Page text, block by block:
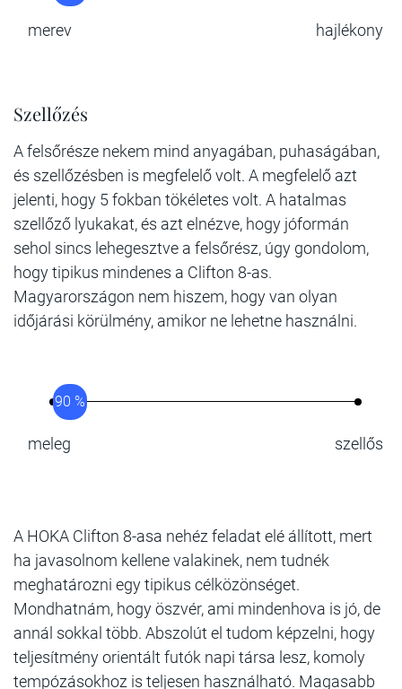
merev hajlékony
Szellőzés
A felsőrésze nekem mind anyagában, puhaságában,
és szellőzésben is megfelelő volt. A megfelelő azt
jelenti, hogy 5 fokban tökéletes volt. A hatalmas
szellőző lyukakat, és azt elnézve, hogy jóformán
sehol sincs lehegesztve a felsőrész, úgy gondolom,
hogy tipikus mindenes a Clifton 8-as.
Magyarországon nem hiszem, hogy van olyan
időjárási körülmény, amikor ne lehetne használni.
90 %
meleg szellős
A HOKA Clifton 8-asa nehéz feladat elé állított, mert
ha javasolnom kellene valakinek, nem tudnék
meghatározni egy tipikus célközönséget.
Mondhatnám, hogy öszvér, ami mindenhova is jó, de
annál sokkal több. Abszolút el tudom képzelni, hogy
teljesítmény orientált futók napi társa lesz, komoly
tempózásokhoz is teljesen használható. Magasabb